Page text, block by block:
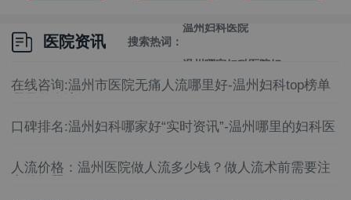
医院资讯 搜索热词：
温州妇科医院
温州妇科医院怎么选
在线咨询:温州市医院无痛人流哪里好-温州妇科top榜单
口碑排名:温州妇科哪家好“实时资讯”-温州哪里的妇科医
人流价格：温州医院做人流多少钱？做人流术前需要注